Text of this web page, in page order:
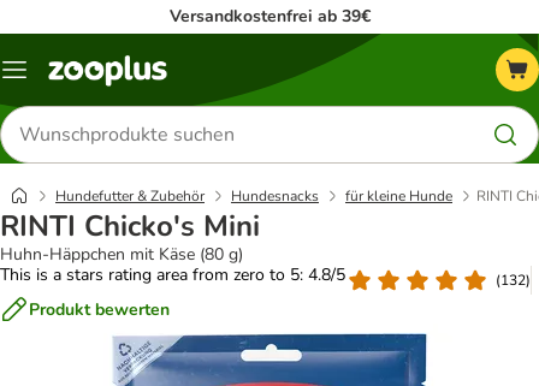
Versandkostenfrei ab 39€
Menü
Produkte
suchen
Hundefutter & Zubehör Hundesnacks für kleine Hunde RINTI
RINTI Chicko's Mini
Huhn-Häppchen mit Käse (80 g)
This is a stars rating area from zero to 5: 4.8/5
(132)
Produkt bewerten